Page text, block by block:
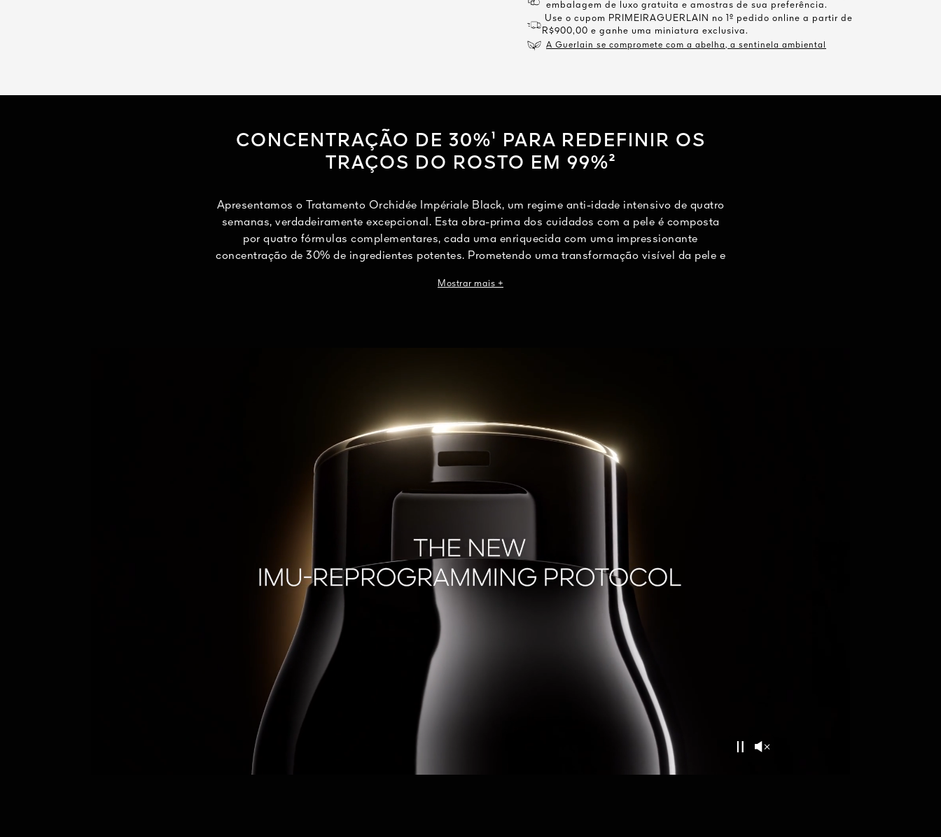
embalagem de luxo gratuita e amostras de sua preferência.
Use o cupom PRIMEIRAGUERLAIN no 1º pedido online a partir de
R$900,00 e ganhe uma miniatura exclusiva.
A Guerlain se compromete com a abelha, a sentinela ambiental
CONCENTRAÇÃO DE 30%¹ PARA REDEFINIR OS
TRAÇOS DO ROSTO EM 99%²
Apresentamos o Tratamento Orchidée Impériale Black, um regime anti-idade intensivo de quatro
semanas, verdadeiramente excepcional. Esta obra-prima dos cuidados com a pele é composta
por quatro fórmulas complementares, cada uma enriquecida com uma impressionante
concentração de 30% de ingredientes potentes. Prometendo uma transformação visível da pele e
faciais para uma aparência refinada após as quatro semanas de tratamento.
¹ As fórmulas contêm no mínimo 30% de matérias-primas ativas, garantindo assim uma ação poderosa e eficaz. ² Uma
avaliação clínica, conduzida por um dermatologista e envolvendo 31 mulheres que aplicaram o tratamento duas vezes ao dia
com o aplicador ao longo de quatro semanas consecutivas, comprovou sua eficácia.
Mostrar mais +
Unmute